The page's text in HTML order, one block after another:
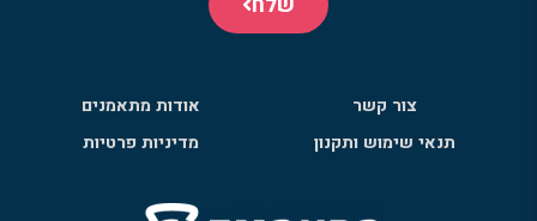
צור קשר
אודות מתאמנים
תנאי שימוש ותקנון
מדיניות פרטיות